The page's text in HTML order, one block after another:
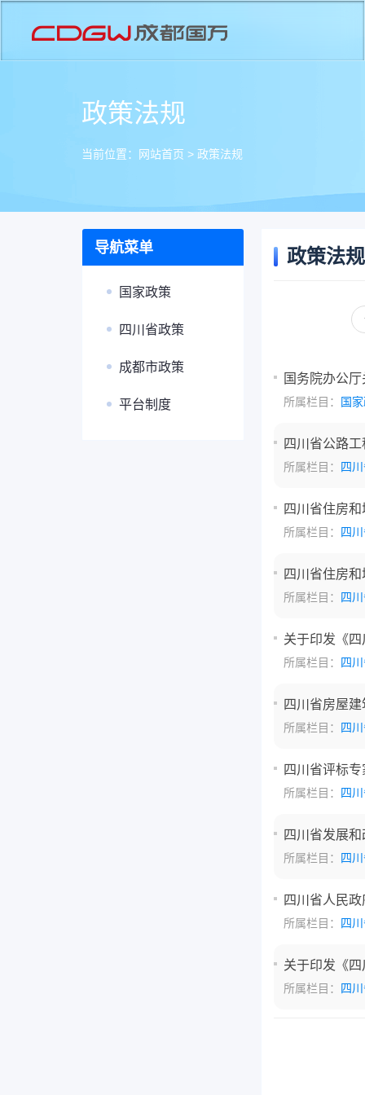
政策法规
当前位置： 网站首页 > 政策法规
导航菜单
国家政策
四川省政策
成都市政策
平台制度
政策法规
国务院办公
所属栏目： 国
四川省公路
所属栏目： 四
四川省住房
所属栏目： 四
四川省住房
所属栏目： 四
关于印发《
所属栏目： 四
四川省房屋
所属栏目： 四
四川省评标
所属栏目： 四
四川省发展
所属栏目： 四
四川省人民
所属栏目： 四
关于印发《
所属栏目： 四